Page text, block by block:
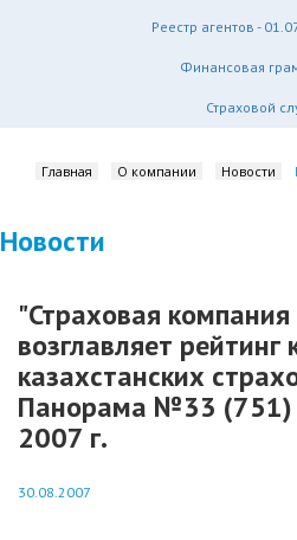
Реестр агентов -
Финансовая
Страховой
Главная О компании Новости
Новости
"Страховая
возглавляет
казахстанских
Панорама №33 (751)
2007 г.
30.08.2007